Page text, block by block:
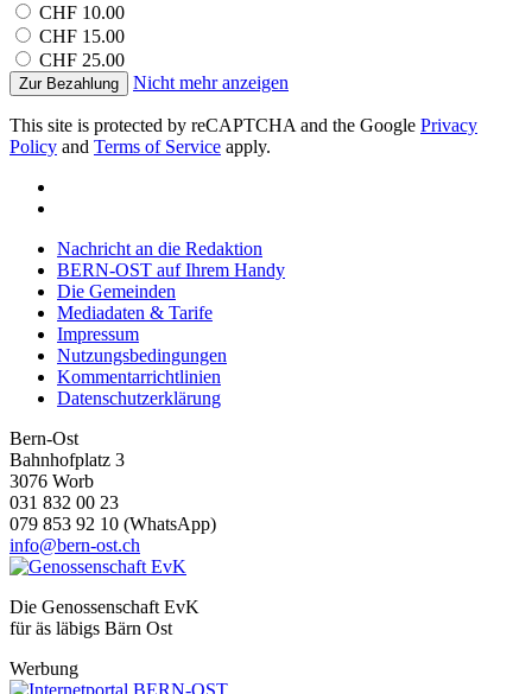
CHF 10.00
CHF 15.00
CHF 25.00
Zur Bezahlung Nicht mehr anzeigen
This site is protected by reCAPTCHA and the Google Privacy
Policy and Terms of Service apply.
Nachricht an die Redaktion
BERN-OST auf Ihrem Handy
Die Gemeinden
Mediadaten & Tarife
Impressum
Nutzungsbedingungen
Kommentarrichtlinien
Datenschutzerklärung
Bern-Ost
Bahnhofplatz 3
3076 Worb
031 832 00 23
079 853 92 10 (WhatsApp)
info@bern-ost.ch
Die Genossenschaft EvK
für äs läbigs Bärn Ost
Werbung